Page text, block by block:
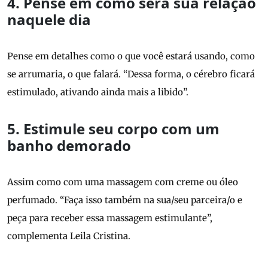
naquele dia
Pense em detalhes como o que você estará usando, como
se arrumaria, o que falará. “Dessa forma, o cérebro ficará
estimulado, ativando ainda mais a libido”.
5. Estimule seu corpo com um
banho demorado
Assim como com uma massagem com creme ou óleo
perfumado. “Faça isso também na sua/seu parceira/o e
peça para receber essa massagem estimulante”,
complementa Leila Cristina.